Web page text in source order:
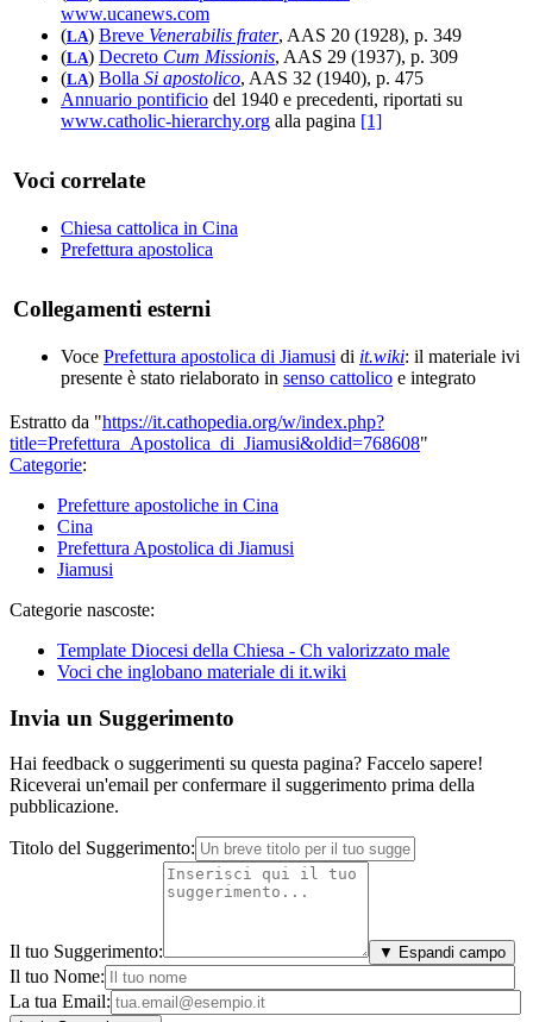
www.ucanews.com
(LA) Breve Venerabilis frater, AAS 20 (1928), p. 349
(LA) Decreto Cum Missionis, AAS 29 (1937), p. 309
(LA) Bolla Si apostolico, AAS 32 (1940), p. 475
Annuario pontificio del 1940 e precedenti, riportati su
www.catholic-hierarchy.org alla pagina [1]
Voci correlate
Chiesa cattolica in Cina
Prefettura apostolica
Collegamenti esterni
Voce Prefettura apostolica di Jiamusi di it.wiki: il materiale ivi
presente è stato rielaborato in senso cattolico e integrato
Estratto da "https://it.cathopedia.org/w/index.php?
title=Prefettura_Apostolica_di_Jiamusi&oldid=768608"
Categorie:
Prefetture apostoliche in Cina
Cina
Prefettura Apostolica di Jiamusi
Jiamusi
Categorie nascoste:
Template Diocesi della Chiesa - Ch valorizzato male
Voci che inglobano materiale di it.wiki
Invia un Suggerimento
Hai feedback o suggerimenti su questa pagina? Faccelo sapere!
Riceverai un'email per confermare il suggerimento prima della
pubblicazione.
Titolo del Suggerimento:
Il tuo Suggerimento: ▼ Espandi campo
Il tuo Nome:
La tua Email: